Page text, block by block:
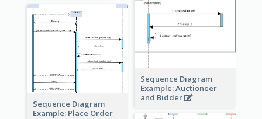
Sequence Diagram
Example: Auctioneer
and Bidder
Sequence Diagram
Example: Place Order